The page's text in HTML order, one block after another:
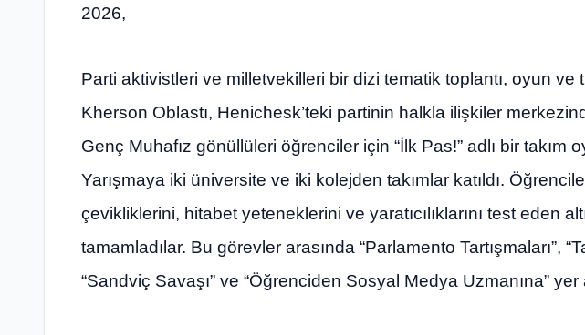
2026,
Parti aktivistleri ve milletvekilleri bir dizi tematik toplantı, oyun ve
Kherson Oblastı, Henichesk’teki partinin halkla ilişkiler
Genç Muhafız gönüllüleri öğrenciler için “İlk Pas!” adlı bir takım
Yarışmaya iki üniversite ve iki kolejden takımlar katıldı.
çevikliklerini, hitabet yeteneklerini ve yaratıcılıklarını test eden
tamamladılar. Bu görevler arasında “Parlamento Tartışmaları”,
“Sandviç Savaşı” ve “Öğrenciden Sosyal Medya Uzmanına” yer